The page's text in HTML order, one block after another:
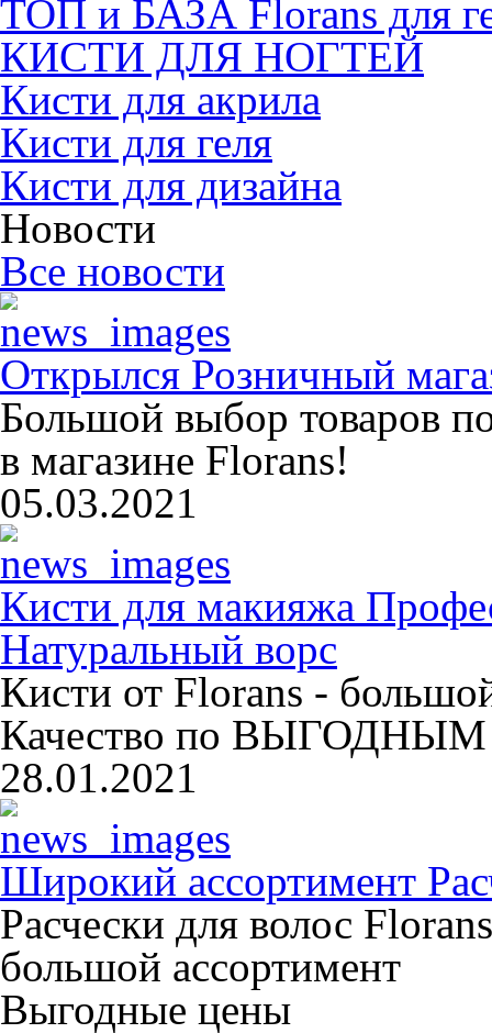
ТОП и БАЗА Florans для
КИСТИ ДЛЯ НОГТЕЙ
Кисти для акрила
Кисти для геля
Кисти для дизайна
Новости
Все новости
Открылся Розничный
Большой выбор товаров
в магазине Florans!
05.03.2021
Кисти для макияжа
Натуральный ворс
Кисти от Florans -
Качество по ВЫГОДНЫМ
28.01.2021
Широкий ассортимент
Расчески для волос Florans
большой ассортимент
Выгодные цены